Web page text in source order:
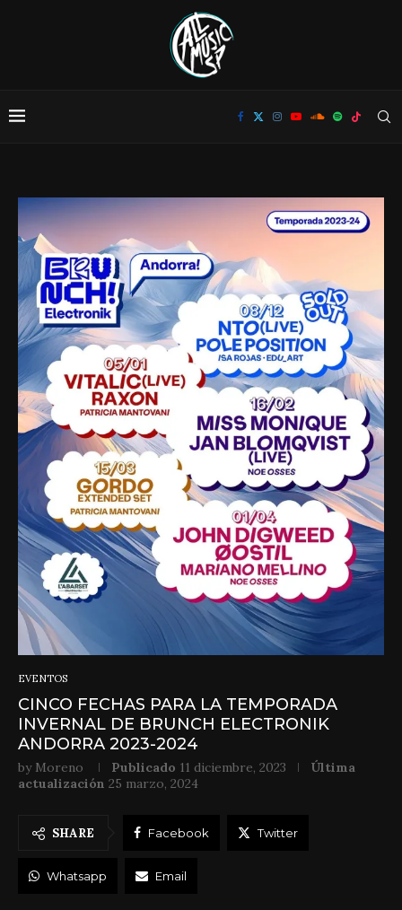
EVENTOS
CINCO FECHAS PARA LA TEMPORADA
INVERNAL DE BRUNCH ELECTRONIK
ANDORRA 2023-2024
by Moreno Publicado 11 diciembre, 2023
Última
actualización 25 marzo, 2024
SHARE Facebook Twitter
Whatsapp Email